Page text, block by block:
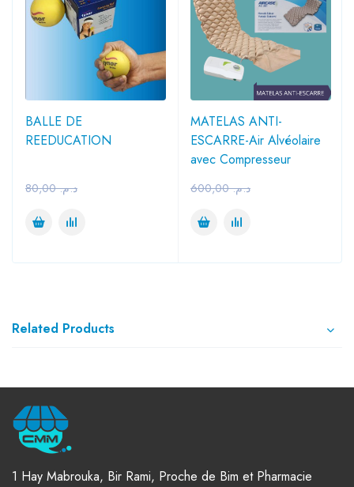
BALLE DE
REEDUCATION
د.م.80,00
MATELAS ANTI-
ESCARRE-Air Alvéolaire
avec Compresseur
د.م.600,00
Related Products
1 Hay Mabrouka, Bir Rami, Proche de Bim et Pharmacie